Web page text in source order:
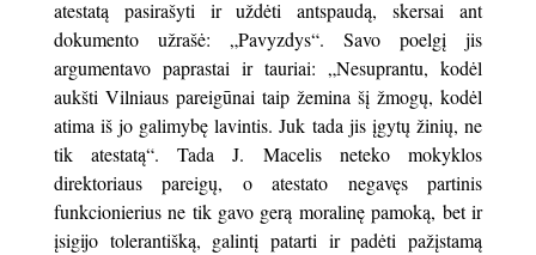
atestatą pasirašyti ir uždėti antspaudą, skersai ant
dokumento užrašė: „Pavyzdys“. Savo poelgį jis
argumentavo paprastai ir tauriai: „Nesuprantu, kodėl
aukšti Vilniaus pareigūnai taip žemina šį žmogų, kodėl
atima iš jo galimybę lavintis. Juk tada jis įgytų žinių, ne
tik atestatą“. Tada J. Macelis neteko mokyklos
direktoriaus pareigų, o atestato negavęs partinis
funkcionierius ne tik gavo gerą moralinę pamoką, bet ir
įsigijo tolerantišką, galintį patarti ir padėti pažįstamą